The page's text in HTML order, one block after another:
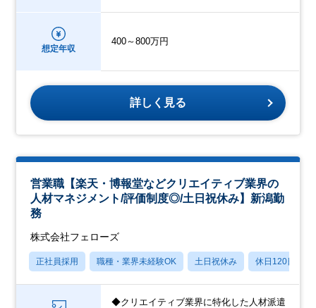
想定年収
400～800万円
詳しく見る
営業職【楽天・博報堂などクリエイティブ業界の
人材マネジメント/評価制度◎/土日祝休み】新潟勤
務
株式会社フェローズ
正社員採用 職種・業界未経験OK 土日祝休み 休日120日以上
◆クリエイティブ業界に特化した人材派遣